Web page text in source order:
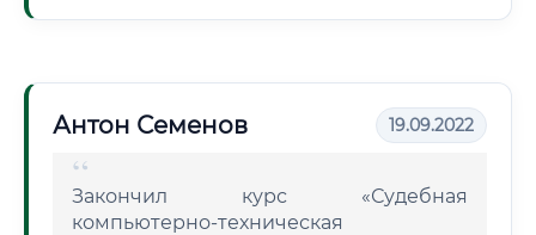
Антон Семенов 19.09.2022
Закончил курс «Судебная
компьютерно-техническая